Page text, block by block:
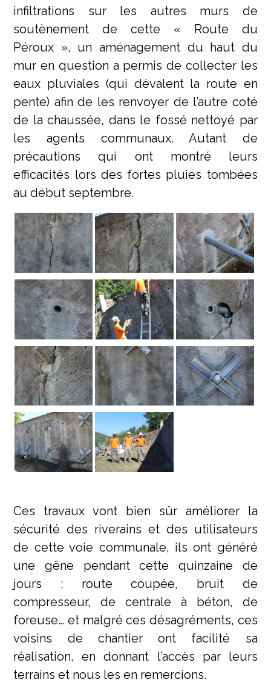
infiltrations sur les autres murs de
soutènement de cette « Route du
Péroux », un aménagement du haut du
mur en question a permis de collecter les
eaux pluviales (qui dévalent la route en
pente) afin de les renvoyer de l’autre coté
de la chaussée, dans le fossé nettoyé par
les agents communaux. Autant de
précautions qui ont montré leurs
efficacités lors des fortes pluies tombées
au début septembre.
Ces travaux vont bien sûr améliorer la
sécurité des riverains et des utilisateurs
de cette voie communale, ils ont généré
une gêne pendant cette quinzaine de
jours : route coupée, bruit de
compresseur, de centrale à béton, de
foreuse… et malgré ces désagréments, ces
voisins de chantier ont facilité sa
réalisation, en donnant l’accès par leurs
terrains et nous les en remercions.